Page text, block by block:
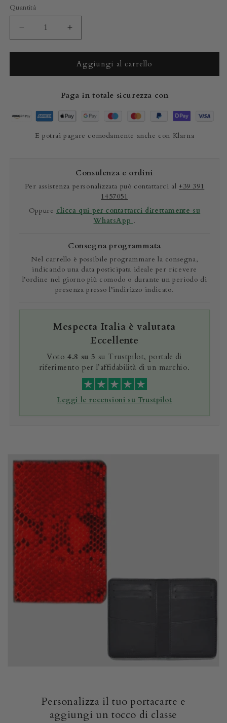
Quantità
Diminuisci
quantità
per
carte
Pitone
&quot;Podio&quot;
Aumenta
quantità
per
Porta
carte
pelle
Pitone
&quot;Podio&quot;
Rosso
Aggiungi al carrello
Paga in totale sicurezza con
E potrai pagare comodamente anche con Klarna
Consulenza e ordini
Per assistenza personalizzata può contattarci al+39 391
1457051
Oppure clicca qui per contattarci direttamente su
WhatsApp .
Consegna programmata
Nel carrello è possibile programmare la consegna,
indicando una data posticipata ideale per ricevere
l’ordine nel giorno più comodo o durante un periodo di
presenza presso l’indirizzo indicato.
Mespecta Italia è valutata
Eccellente
Voto4.8 su 5 su Trustpilot, portale di
riferimento per l’affidabilità di un marchio.
Leggi le recensioni su Trustpilot
Personalizza il tuo portacarte e
aggiungi un tocco di classe